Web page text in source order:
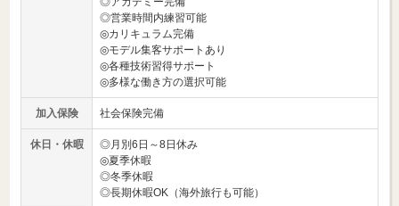
◎営業時間内練習可能
◎カリキュラム完備
◎モデル集客サポートあり
◎各種技術習得サポート
◎多様な働き方の選択可能
加入保険 社会保険完備
休日・休暇
◎月別6日～8日休み
◎夏季休暇
◎冬季休暇
◎長期休暇OK（海外旅行も可能）